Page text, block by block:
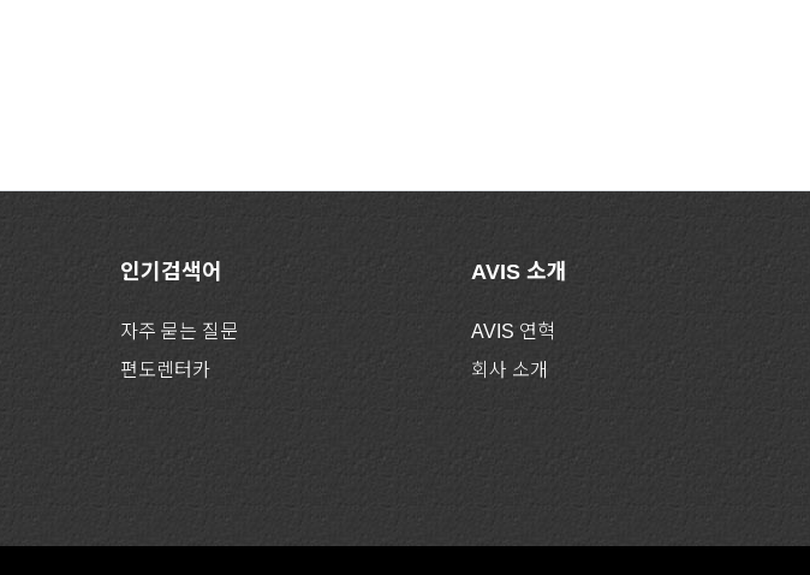
인기검색어
자주 묻는 질문
편도렌터카
AVIS 소개
AVIS 연혁
회사 소개